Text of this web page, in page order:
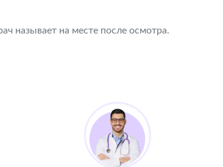
называет на месте после осмотра.